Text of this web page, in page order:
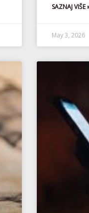
SAZNAJ VIŠE
May 3, 2026